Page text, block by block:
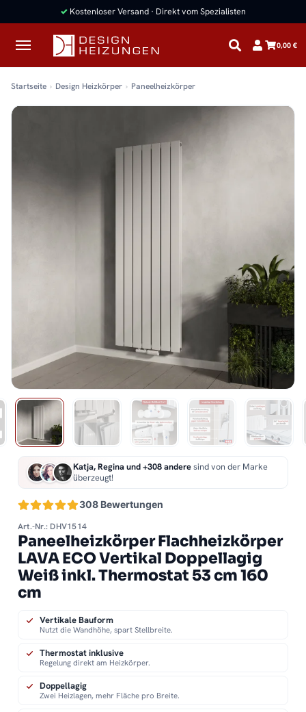
✓ Kostenloser Versand · Direkt vom Spezialisten
0,00 €
Startseite Design Heizkörper Paneelheizkörper
308 Bewertungen
Katja, Regina und +308 anderesind von der Marke
überzeugt!
Art.-Nr.: DHV1514
Paneelheizkörper Flachheizkörper
LAVA ECO Vertikal Doppellagig
Weiß inkl. Thermostat 53 cm 160
cm
Vertikale Bauform
Nutzt die Wandhöhe, spart Stellbreite.
Thermostat inklusive
Regelung direkt am Heizkörper.
Doppellagig
Zwei Heizlagen, mehr Fläche pro Breite.